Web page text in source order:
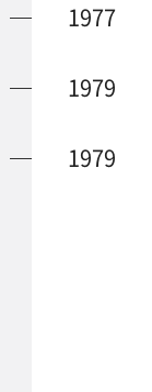
1977
1979
1979